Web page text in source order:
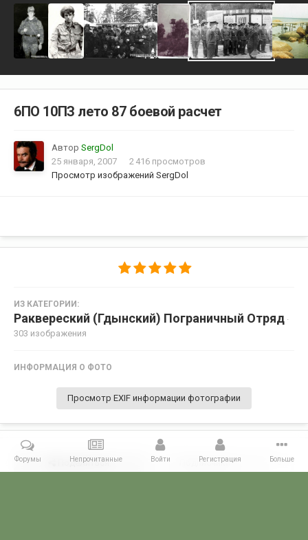
6ПО 10ПЗ лето 87 боевой расчет
Автор SergDol
25 января, 2007
2 416 просмотров
Просмотр изображений SergDol
ИЗ КАТЕГОРИИ:
Раквереский (Гдынский) Пограничный Отряд ·
303 изображения
ИНФОРМАЦИЯ О ФОТО
Просмотр EXIF информации фотографии
Поделиться Подписчики 0
Форумы Непрочитанные Войти Регистрация Больше